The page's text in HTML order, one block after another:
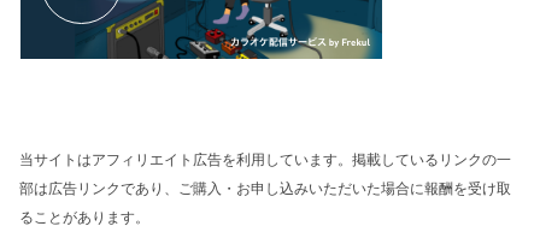
当サイトはアフィリエイト広告を利用しています。掲載しているリンクの一
部は広告リンクであり、ご購入・お申し込みいただいた場合に報酬を受け取
ることがあります。